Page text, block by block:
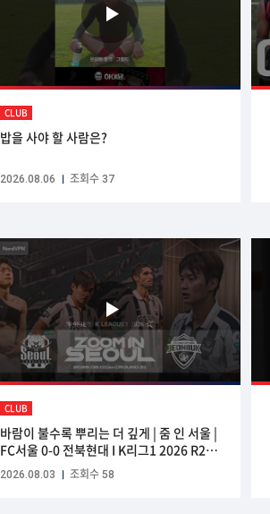
CLUB
밥을 사야 할 사람은?
2026.08.06 조회수 37
CLUB
바람이 불수록 뿌리는 더 깊게 | 줌 인 서울 |
FC서울 0-0 전북현대 I K리그1 2026 R21 |
2026.08.01(SAT) | Sponsored by
Nord VPN
2026.08.03 조회수 58